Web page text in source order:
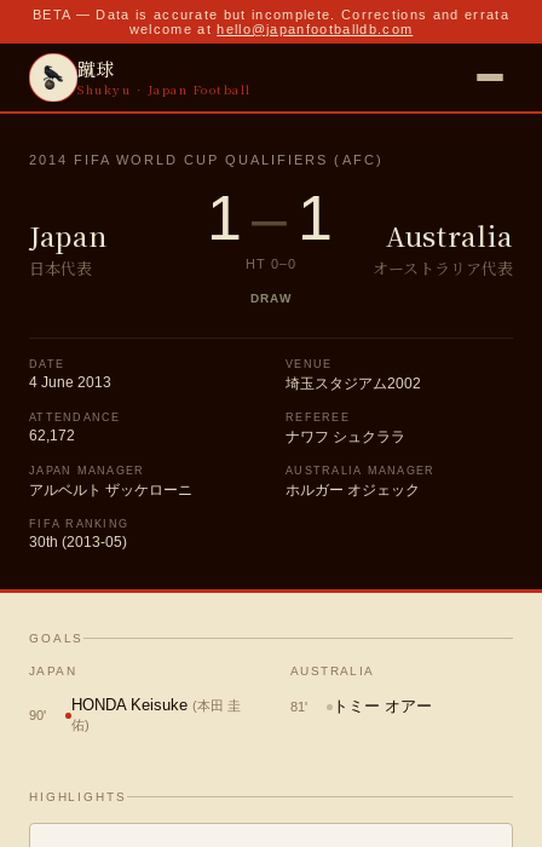
BETA — Data is accurate but incomplete. Corrections and errata
welcome at hello@japanfootballdb.com
蹴球
Shukyu · Japan Football
2014 FIFA WORLD CUP QUALIFIERS (AFC)
Japan
日本代表
1– 1
HT 0–0
DRAW
Australia
オーストラリア代表
DATE
4 June 2013
VENUE
埼玉スタジアム2002
ATTENDANCE
62,172
REFEREE
ナワフ シュクララ
JAPAN MANAGER
アルベルト ザッケローニ
AUSTRALIA MANAGER
ホルガー オジェック
FIFA RANKING
30th (2013-05)
GOALS
JAPAN
90'
HONDA Keisuke (本田 圭
佑)
AUSTRALIA
81' トミー オアー
HIGHLIGHTS